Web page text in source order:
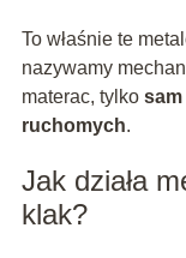
To właśnie te
nazywamy
materac, tylko sam
ruchomych.
Jak działa
klak?